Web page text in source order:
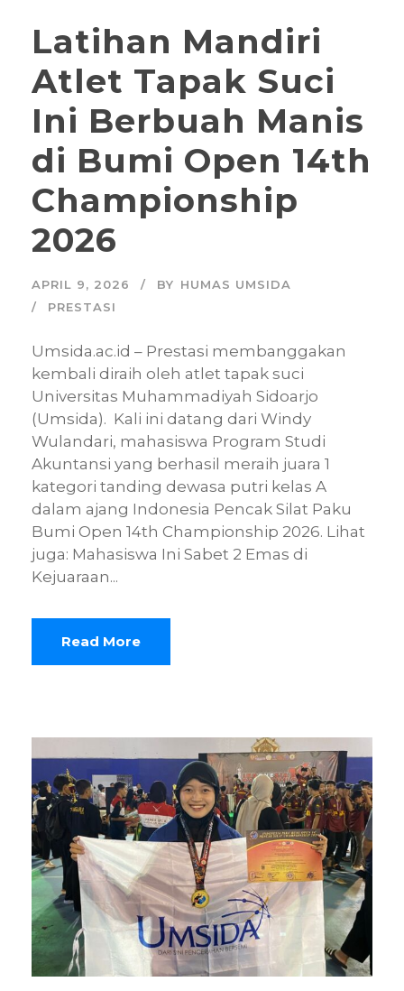
Latihan Mandiri
Atlet Tapak Suci
Ini Berbuah Manis
di Bumi Open 14th
Championship
2026
APRIL 9, 2026 BY HUMAS UMSIDA
PRESTASI
Umsida.ac.id – Prestasi membanggakan
kembali diraih oleh atlet tapak suci
Universitas Muhammadiyah Sidoarjo
(Umsida). Kali ini datang dari Windy
Wulandari, mahasiswa Program Studi
Akuntansi yang berhasil meraih juara 1
kategori tanding dewasa putri kelas A
dalam ajang Indonesia Pencak Silat Paku
Bumi Open 14th Championship 2026. Lihat
juga: Mahasiswa Ini Sabet 2 Emas di
Kejuaraan...
Read More